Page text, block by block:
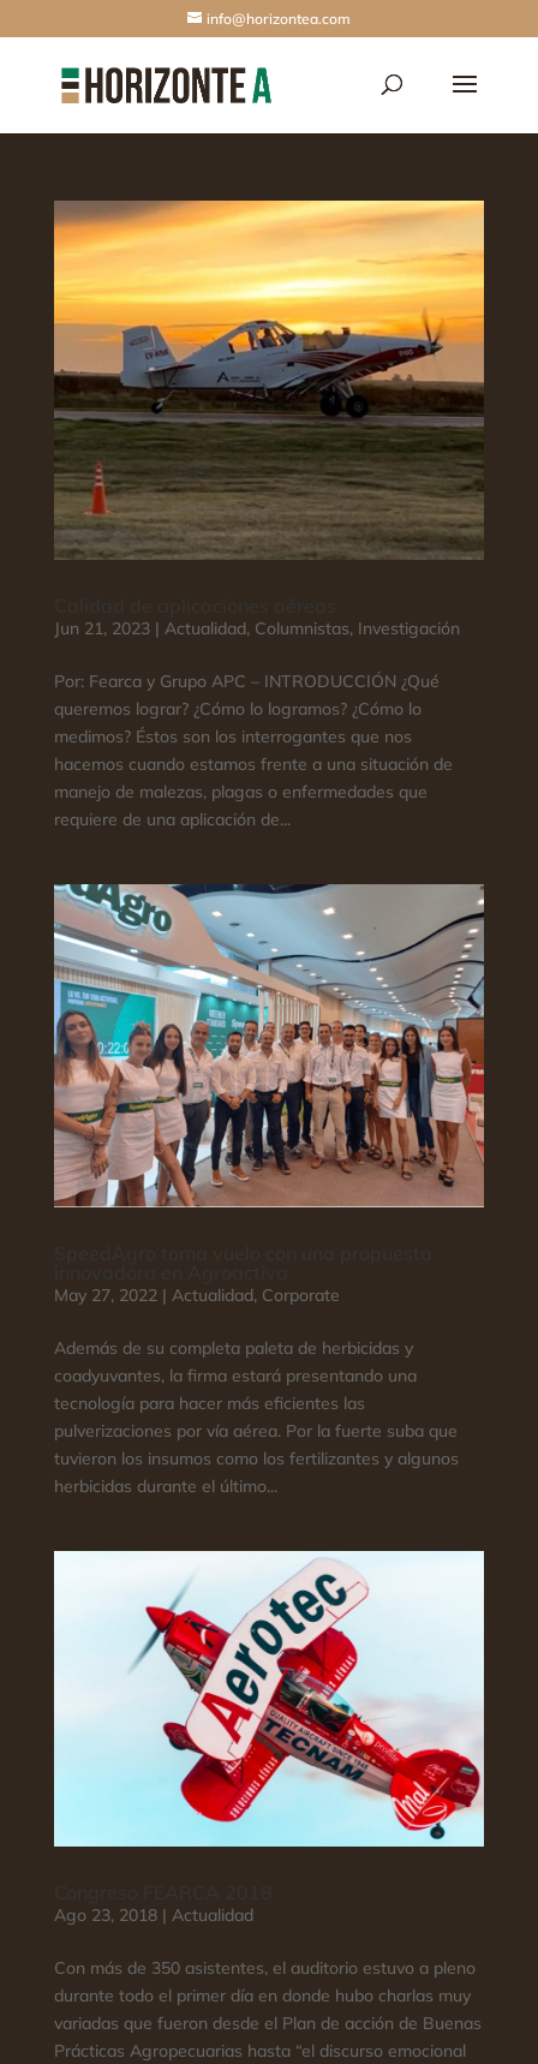
info@horizontea.com
Jun 21, 2023| Actualidad, Columnistas, Investigación
Por: Fearca y Grupo APC – INTRODUCCIÓN ¿Qué
queremos lograr? ¿Cómo lo logramos? ¿Cómo lo
medimos? Éstos son los interrogantes que nos
hacemos cuando estamos frente a una situación de
manejo de malezas, plagas o enfermedades que
requiere de una aplicación de...
May 27, 2022| Actualidad, Corporate
Además de su completa paleta de herbicidas y
coadyuvantes, la firma estará presentando una
tecnología para hacer más eficientes las
pulverizaciones por vía aérea. Por la fuerte suba que
tuvieron los insumos como los fertilizantes y algunos
herbicidas durante el último...
Ago 23, 2018| Actualidad
Con más de 350 asistentes, el auditorio estuvo a pleno
durante todo el primer día en donde hubo charlas muy
variadas que fueron desde el Plan de acción de Buenas
Prácticas Agropecuarias hasta “el discurso emocional